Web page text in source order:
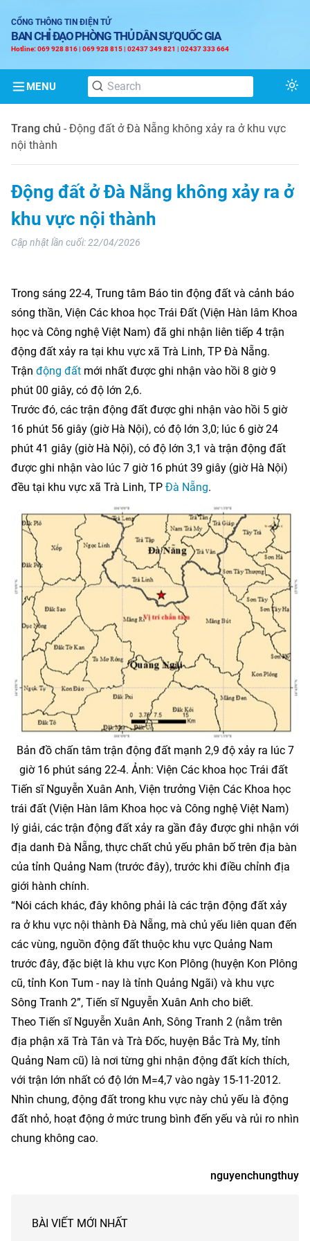
CỔNG THÔNG TIN ĐIỆN TỬ
BAN CHỈ ĐẠO PHÒNG THỦ DÂN SỰ QUỐC GIA
Hotline: 069 928 816 | 069 928 815 | 02437 349 821 | 02437 333 664
MENU
Trang chủ - Động đất ở Đà Nẵng không xảy ra ở khu vực
nội thành
Động đất ở Đà Nẵng không xảy ra ở
khu vực nội thành
Cập nhật lần cuối: 22/04/2026
Trong sáng 22-4, Trung tâm Báo tin động đất và cảnh báo
sóng thần, Viện Các khoa học Trái Đất (Viện Hàn lâm Khoa
học và Công nghệ Việt Nam) đã ghi nhận liên tiếp 4 trận
động đất xảy ra tại khu vực xã Trà Linh, TP Đà Nẵng.
Trận động đất mới nhất được ghi nhận vào hồi 8 giờ 9
phút 00 giây, có độ lớn 2,6.
Trước đó, các trận động đất được ghi nhận vào hồi 5 giờ
16 phút 56 giây (giờ Hà Nội), có độ lớn 3,0; lúc 6 giờ 24
phút 41 giây (giờ Hà Nội), có độ lớn 3,1 và trận động đất
được ghi nhận vào lúc 7 giờ 16 phút 39 giây (giờ Hà Nội)
đều tại khu vực xã Trà Linh, TP Đà Nẵng.
Bản đồ chấn tâm trận động đất mạnh 2,9 độ xảy ra lúc 7
giờ 16 phút sáng 22-4. Ảnh: Viện Các khoa học Trái đất
Tiến sĩ Nguyễn Xuân Anh, Viện trưởng Viện Các Khoa học
trái đất (Viện Hàn lâm Khoa học và Công nghệ Việt Nam)
lý giải, các trận động đất xảy ra gần đây được ghi nhận với
địa danh Đà Nẵng, thực chất chủ yếu phân bố trên địa bàn
của tỉnh Quảng Nam (trước đây), trước khi điều chỉnh địa
giới hành chính.
“Nói cách khác, đây không phải là các trận động đất xảy
ra ở khu vực nội thành Đà Nẵng, mà chủ yếu liên quan đến
các vùng, nguồn động đất thuộc khu vực Quảng Nam
trước đây, đặc biệt là khu vực Kon Plông (huyện Kon Plông
cũ, tỉnh Kon Tum - nay là tỉnh Quảng Ngãi) và khu vực
Sông Tranh 2”, Tiến sĩ Nguyễn Xuân Anh cho biết.
Theo Tiến sĩ Nguyễn Xuân Anh, Sông Tranh 2 (nằm trên
địa phận xã Trà Tân và Trà Đốc, huyện Bắc Trà My, tỉnh
Quảng Nam cũ) là nơi từng ghi nhận động đất kích thích,
với trận lớn nhất có độ lớn M=4,7 vào ngày 15-11-2012.
Nhìn chung, động đất trong khu vực này chủ yếu là động
đất nhỏ, hoạt động ở mức trung bình đến yếu và rủi ro nhìn
chung không cao.
nguyenchungthuy
BÀI VIẾT MỚI NHẤT